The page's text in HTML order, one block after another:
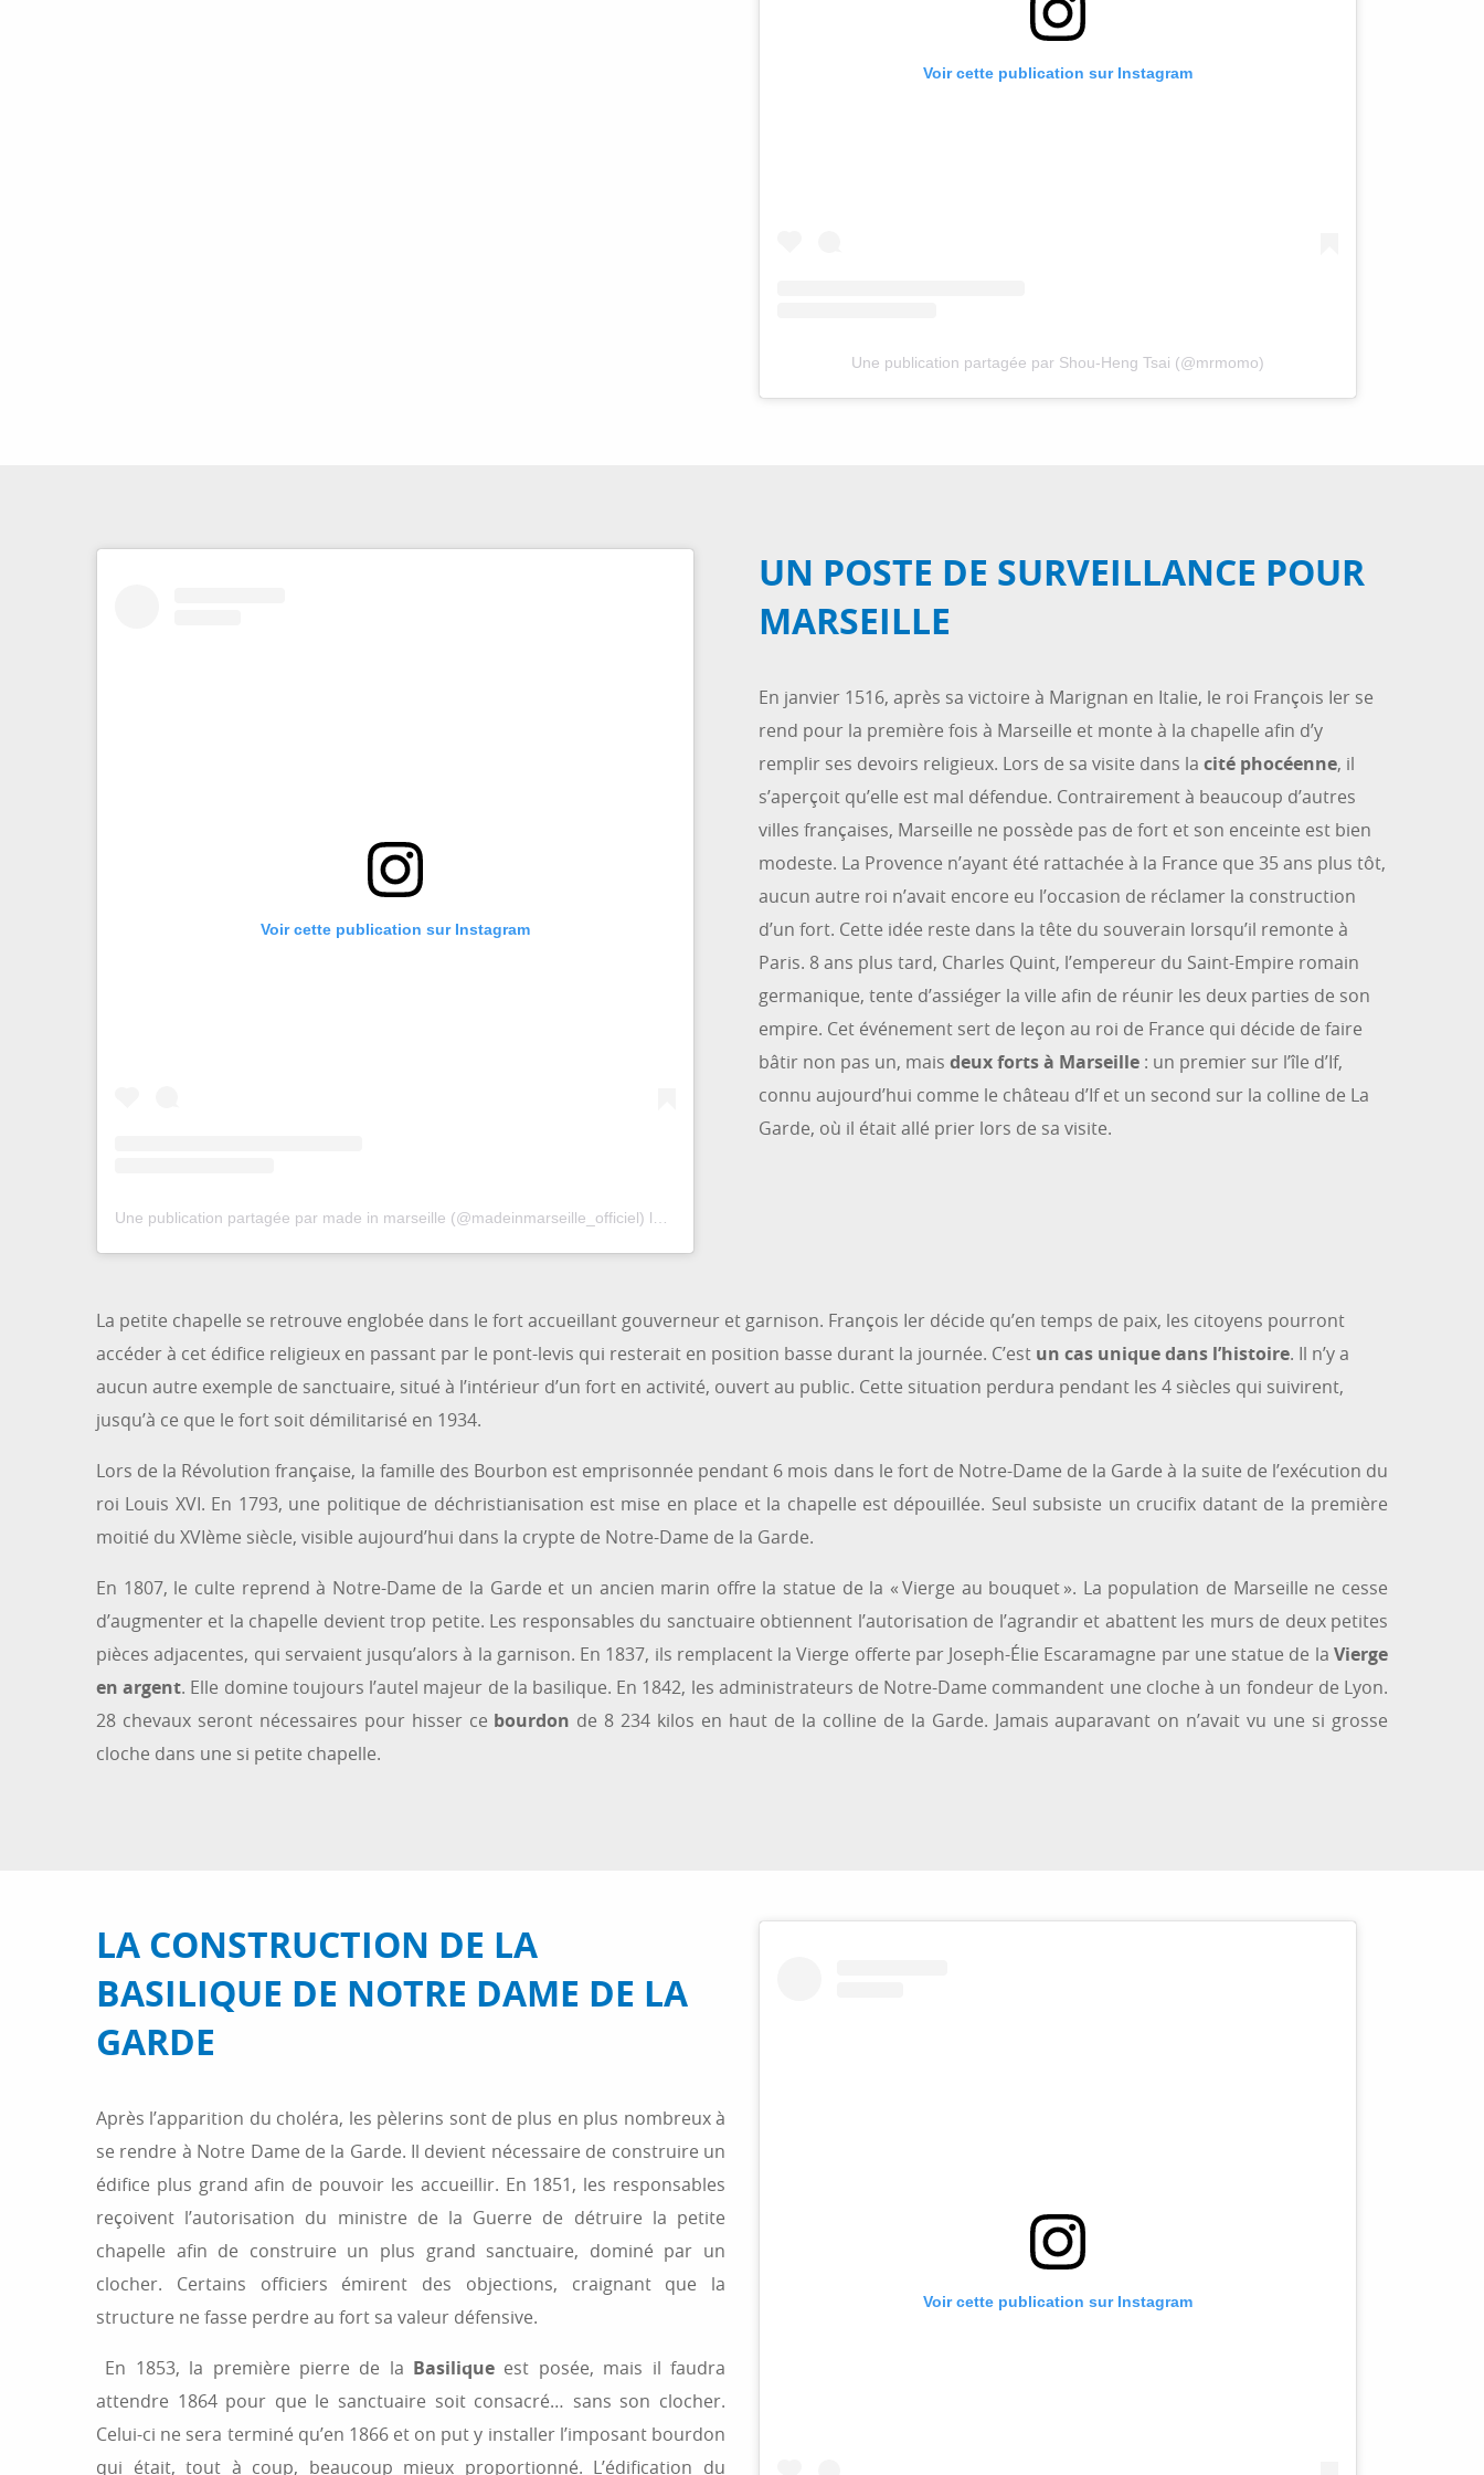
Voir cette publication sur Instagram
Une publication partagée par Shou-Heng Tsai (@mrmomo)
Voir cette publication sur Instagram
Une publication partagée par made in marseille (@madeinmarseille_officiel) le
UN POSTE DE SURVEILLANCE POUR
MARSEILLE
En janvier 1516, après sa victoire à Marignan en Italie, le roi François Ier se
rend pour la première fois à Marseille et monte à la chapelle afin d’y
remplir ses devoirs religieux. Lors de sa visite dans la cité phocéenne, il
s’aperçoit qu’elle est mal défendue. Contrairement à beaucoup d’autres
villes françaises, Marseille ne possède pas de fort et son enceinte est bien
modeste. La Provence n’ayant été rattachée à la France que 35 ans plus tôt,
aucun autre roi n’avait encore eu l’occasion de réclamer la construction
d’un fort. Cette idée reste dans la tête du souverain lorsqu’il remonte à
Paris. 8 ans plus tard, Charles Quint, l’empereur du Saint-Empire romain
germanique, tente d’assiéger la ville afin de réunir les deux parties de son
empire. Cet événement sert de leçon au roi de France qui décide de faire
bâtir non pas un, mais deux forts à Marseille : un premier sur l’île d’If,
connu aujourd’hui comme le château d’If et un second sur la colline de La
Garde, où il était allé prier lors de sa visite.
La petite chapelle se retrouve englobée dans le fort accueillant gouverneur et garnison. François Ier décide qu’en temps de paix, les citoyens pourront
accéder à cet édifice religieux en passant par le pont-levis qui resterait en position basse durant la journée. C’est un cas unique dans l’histoire. Il n’y a
aucun autre exemple de sanctuaire, situé à l’intérieur d’un fort en activité, ouvert au public. Cette situation perdura pendant les 4 siècles qui suivirent,
jusqu’à ce que le fort soit démilitarisé en 1934.
Lors de la Révolution française, la famille des Bourbon est emprisonnée pendant 6 mois dans le fort de Notre-Dame de la Garde à la suite de l’exécution du
roi Louis XVI. En 1793, une politique de déchristianisation est mise en place et la chapelle est dépouillée. Seul subsiste un crucifix datant de la première
moitié du XVIème siècle, visible aujourd’hui dans la crypte de Notre-Dame de la Garde.
En 1807, le culte reprend à Notre-Dame de la Garde et un ancien marin offre la statue de la « Vierge au bouquet ». La population de Marseille ne cesse
d’augmenter et la chapelle devient trop petite. Les responsables du sanctuaire obtiennent l’autorisation de l’agrandir et abattent les murs de deux petites
pièces adjacentes, qui servaient jusqu’alors à la garnison. En 1837, ils remplacent la Vierge offerte par Joseph-Élie Escaramagne par une statue de la Vierge
en argent. Elle domine toujours l’autel majeur de la basilique. En 1842, les administrateurs de Notre-Dame commandent une cloche à un fondeur de Lyon.
28 chevaux seront nécessaires pour hisser ce bourdon de 8 234 kilos en haut de la colline de la Garde. Jamais auparavant on n’avait vu une si grosse
cloche dans une si petite chapelle.
LA CONSTRUCTION DE LA
BASILIQUE DE NOTRE DAME DE LA
GARDE
Après l’apparition du choléra, les pèlerins sont de plus en plus nombreux à
se rendre à Notre Dame de la Garde. Il devient nécessaire de construire un
édifice plus grand afin de pouvoir les accueillir. En 1851, les responsables
reçoivent l’autorisation du ministre de la Guerre de détruire la petite
chapelle afin de construire un plus grand sanctuaire, dominé par un
clocher. Certains officiers émirent des objections, craignant que la
structure ne fasse perdre au fort sa valeur défensive.
En 1853, la première pierre de la Basilique est posée, mais il faudra
attendre 1864 pour que le sanctuaire soit consacré… sans son clocher.
Celui-ci ne sera terminé qu’en 1866 et on put y installer l’imposant bourdon
qui était, tout à coup, beaucoup mieux proportionné. L’édification du
Voir cette publication sur Instagram